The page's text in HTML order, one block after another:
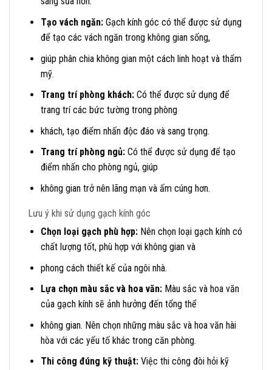
Tạo vách ngăn:Gạch kính góc có thể được sử dụng
để tạo các vách ngăn trong không gian sống,
giúp phân chia không gian một cách linh hoạt và thẩm
mỹ.
Trang trí phòng khách:Có thể được sử dụng để
trang trí các bức tường trong phòng
khách, tạo điểm nhấn độc đáo và sang trọng.
Trang trí phòng ngủ:Có thể được sử dụng để tạo
điểm nhấn cho phòng ngủ, giúp
không gian trở nên lãng mạn và ấm cúng hơn.
Lưu ý khi sử dụng gạch kính góc
Chọn loại gạch phù hợp:Nên chọn loại gạch kính có
chất lượng tốt, phù hợp với không gian và
phong cách thiết kế của ngôi nhà.
Lựa chọn màu sắc và hoa văn:Màu sắc và hoa văn
của gạch kính sẽ ảnh hưởng đến tổng thể
không gian. Nên chọn những màu sắc và hoa văn hài
hòa với các yếu tố khác trong căn phòng.
Thi công đúng kỹ thuật:Việc thi công đòi hỏi kỹ